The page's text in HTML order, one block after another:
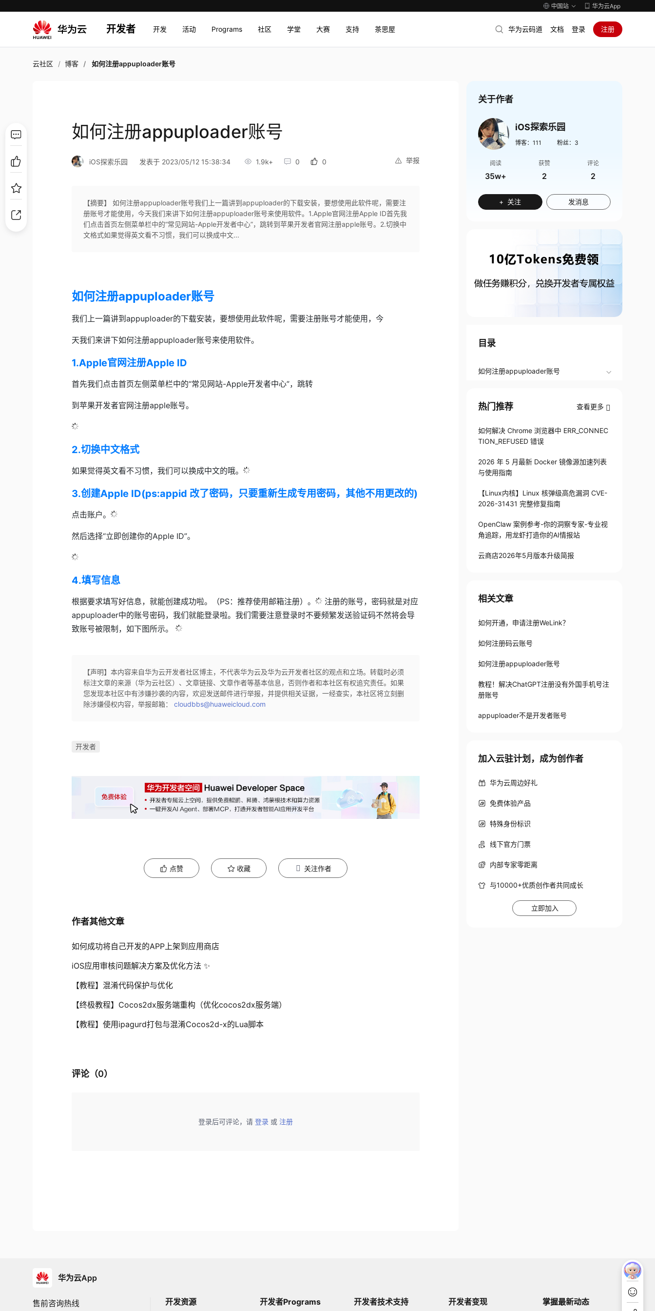
中国站 华为云App
开发者 开发 活动 Programs 社区 学堂 大赛 支持 茶思屋 华为云码道 文档 登录 注册
云社区 博客 如何注册appuploader账号​
如何注册appuploader账号​
举报
iOS探索乐园 发表于 2023/05/12 15:38:34 1.9k+ 0 0
【摘要】 如何注册appuploader账号​我们上一篇讲到appuploader的下载安装，要想使用此软件呢，需要注
册账号才能使用，今​天我们来讲下如何注册appuploader账号来使用软件。​1.Apple官网注册Apple ID​首先我
们点击首页左侧菜单栏中的“常见网站-Apple开发者中心”，跳转​到苹果开发者官网注册apple账号。​2.切换中
文格式​如果觉得英文看不习惯，我们可以换成中文...
如何注册appuploader账号​
我们上一篇讲到appuploader的下载安装，要想使用此软件呢，需要注册账号才能使用，今​
天我们来讲下如何注册appuploader账号来使用软件。​
1.Apple官网注册Apple ID​
首先我们点击首页左侧菜单栏中的“常见网站-Apple开发者中心”，跳转​
到苹果开发者官网注册apple账号。​
2.切换中文格式​
如果觉得英文看不习惯，我们可以换成中文的哦。​
3.创建Apple ID​(ps:appid 改了密码，只要重新生成专用密码，其他不用更改的)
点击账户。​
然后选择“立即创建你的Apple ID”。​
4.填写信息​
根据要求填写好信息，就能创建成功啦。（PS：推荐使用邮箱注册）。​
注册的账号，密码就是对应​​
appuploader​​中的账号密码，我们就能登录啦。​我们需要注意登录时不要频繁发送验证码不然将会导
致账号被限制，如下图所示。
【声明】本内容来自华为云开发者社区博主，不代表华为云及华为云开发者社区的观点和立场。转载时必须
标注文章的来源（华为云社区）、文章链接、文章作者等基本信息，否则作者和本社区有权追究责任。如果
您发现本社区中有涉嫌抄袭的内容，欢迎发送邮件进行举报，并提供相关证据，一经查实，本社区将立刻删
除涉嫌侵权内容，举报邮箱：cloudbbs@huaweicloud.com
开发者
点赞 收藏 关注作者
作者其他文章
如何成功将自己开发的APP上架到应用商店
iOS应用审核问题解决方案及优化方法 ✨
【教程】混淆代码保护与优化
【终极教程】Cocos2dx服务端重构（优化cocos2dx服务端）
【教程】使用ipagurd打包与混淆Cocos2d-x的Lua脚本
评论（0）
登录后可评论，请 登录 或 注册
关于作者
iOS探索乐园
博客： 111 粉丝： 3
阅读
35w+
获赞
2
评论
2
+ 关注 发消息
目录
如何注册appuploader账号​
热门推荐 查看更多
如何解决 Chrome 浏览器中 ERR_CONNEC
TION_REFUSED 错误
2026 年 5 月最新 Docker 镜像源加速列表
与使用指南
【Linux内核】Linux 核弹级高危漏洞 CVE-
2026-31431 完整修复指南
OpenClaw 案例参考-你的洞察专家-专业视
角追踪，用龙虾打造你的AI情报站
云商店2026年5月版本升级简报
相关文章
如何开通，申请注册WeLink？
如何注册码云账号
如何注册appuploader账号​
教程！解决ChatGPT注册没有外国手机号注
册账号
appuploader不是开发者账号
加入云驻计划，成为创作者
华为云周边好礼
免费体验产品
特殊身份标识
线下官方门票
内部专家零距离
与10000+优质创作者共同成长
立即加入
华为云App
售前咨询热线 开发资源 开发者Programs 开发者技术支持 开发者变现 掌握最新动态